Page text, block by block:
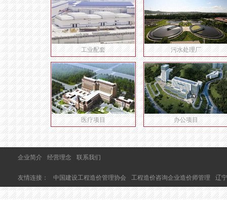
工业配套 污水处理厂
医疗项目 办公项目
企业简介 经营理念 联系我们
友情连接： 中国建设工程造价管理协会 工程造价咨询企业造价师管理 辽